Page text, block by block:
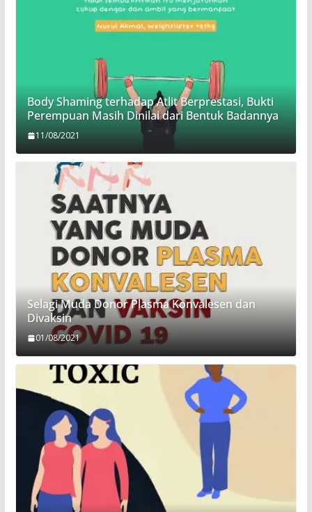
Body Shaming terhadap Atlit Berprestasi, Bukti
Perempuan Masih Dinilai dari Bentuk Badannya
11/08/2021
Selagi Muda Donor Plasma Konvalesen dan
Divaksin
01/08/2021